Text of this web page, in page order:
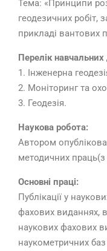
Тема: «Принципи
геодезичних робіт,
прикладі вантових
Перелік
1. Інженерна
2. Моніторинг та
3. Геодезія.
Наукова робота:
Автором
методичних
Основні праці:
Публікації у
фахових виданнях,
наукових фахових
наукометричних